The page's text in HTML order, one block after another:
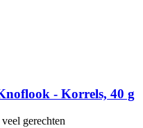
-​ Korrels, 40 g
gerechten